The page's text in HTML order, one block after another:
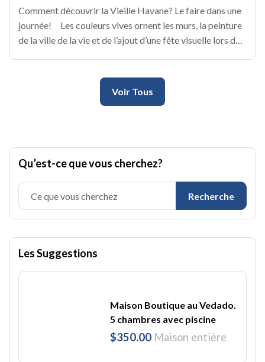
Comment découvrir la Vieille Havane? Le faire dans une
journée! Les couleurs vives ornent les murs, la peinture
de la ville de la vie et de l’ajout d’une fête visuelle lors de
Voir Tous
Qu’est-ce que vous cherchez?
Recherche
Les Suggestions
Maison Boutique au Vedado.
5 chambres avec piscine
$350.00 Maison entière